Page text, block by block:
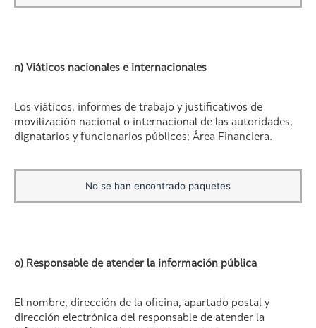
n) Viáticos nacionales e internacionales
Los viáticos, informes de trabajo y justificativos de
movilización nacional o internacional de las autoridades,
dignatarios y funcionarios públicos; Área Financiera.
No se han encontrado paquetes
o) Responsable de atender la información pública
El nombre, dirección de la oficina, apartado postal y
dirección electrónica del responsable de atender la